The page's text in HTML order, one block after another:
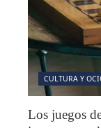
CULTURA Y
Los juegos